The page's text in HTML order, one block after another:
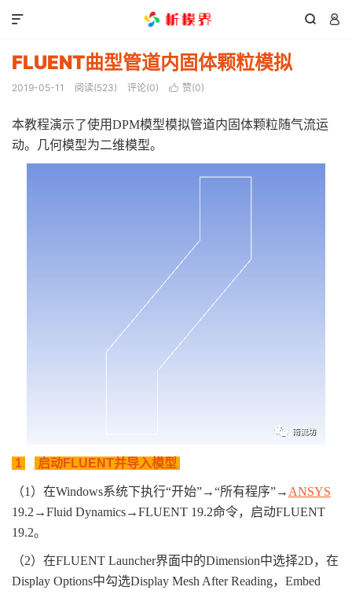
 

FLUENT曲型管道内固体颗粒模拟
2019-05-11 阅读(523) 评论(0)  赞(0)
本教程演示了使用DPM模型模拟管道内固体颗粒随气流运
动。几何模型为二维模型。
1 启动FLUENT并导入模型
（1）在Windows系统下执行“开始”→“所有程序”→ ANSYS
19.2→Fluid Dynamics→FLUENT 19.2命令，启动FLUENT
19.2。
（2）在FLUENT Launcher界面中的Dimension中选择2D，在
Display Options中勾选Display Mesh After Reading，Embed